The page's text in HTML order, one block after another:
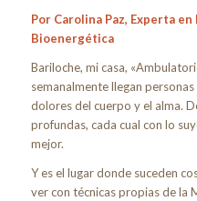
Por Carolina Paz, Experta
Bioenergética
Bariloche, mi casa,
semanalmente llegan
dolores del cuerpo y el alma.
profundas, cada cual con lo
mejor.
Y es el lugar donde suceden
ver con técnicas propias de la